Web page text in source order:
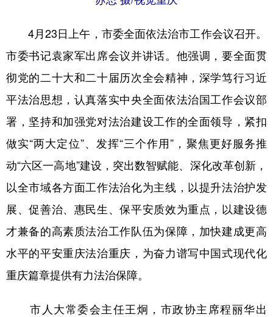
4月23日上午，市委全面依法治市工作会议召开。
市委书记袁家军出席会议并讲话。他强调，要全面贯
彻党的二十大和二十届历次全会精神，深学笃行习近
平法治思想，认真落实中央全面依法治国工作会议部
署，坚持和加强党对法治建设工作的全面领导，紧扣
做实“两大定位”、发挥“三个作用”，聚焦更好服务推
动“六区一高地”建设，突出数智赋能、深化改革创新，
以全市域各方面工作法治化为主线，以提升法治护发
展、促善治、惠民生、保平安质效为重点，以建设德
才兼备的高素质法治工作队伍为保障，加快建成更高
水平的平安重庆法治重庆，为奋力谱写中国式现代化
重庆篇章提供有力法治保障。
市人大常委会主任王炯，市政协主席程丽华出